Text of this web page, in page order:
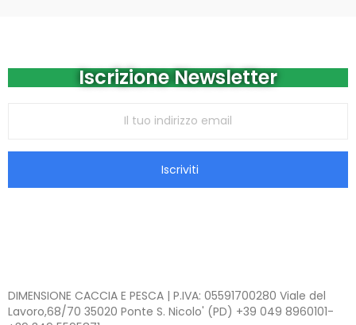
Iscrizione Newsletter
Iscriviti
DIMENSIONE CACCIA E PESCA | P.IVA: 05591700280 Viale del
Lavoro,68/70 35020 Ponte S. Nicolo' (PD) +39 049 8960101-